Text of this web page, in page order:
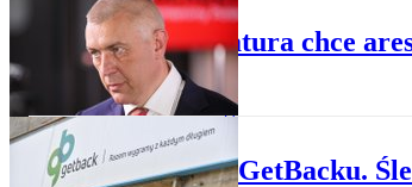
Prokuratura chce
Sprawa GetBacku.